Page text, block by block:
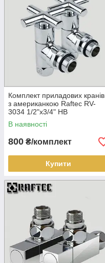
Комплект приладових кранів
з американкою Raftec RV-
3034 1/2"х3/4" НВ
В наявності
800 ₴/комплект
Купити
Raftec
Raftec